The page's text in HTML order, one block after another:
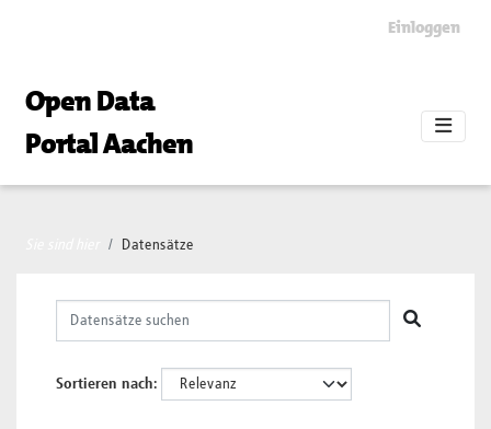
Einloggen
Open Data
Portal Aachen
Datensätze
Sortieren nach